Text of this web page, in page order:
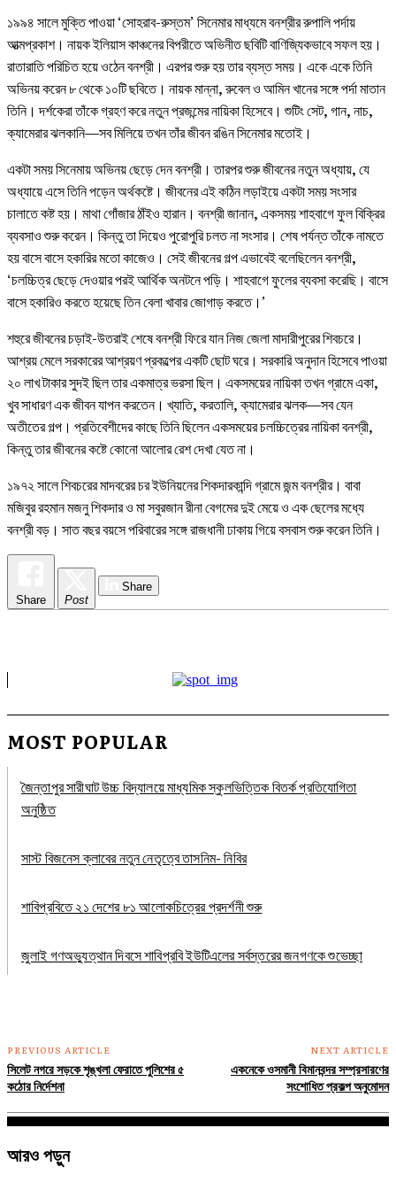
১৯৯৪ সালে মুক্তি পাওয়া ‘সোহরাব-রুস্তম’ সিনেমার মাধ্যমে বনশ্রীর রুপালি পর্দায়
আত্মপ্রকাশ। নায়ক ইলিয়াস কাঞ্চনের বিপরীতে অভিনীত ছবিটি বাণিজ্যিকভাবে সফল হয়।
রাতারাতি পরিচিত হয়ে ওঠেন বনশ্রী। এরপর শুরু হয় তার ব্যস্ত সময়। একে একে তিনি
অভিনয় করেন ৮ থেকে ১০টি ছবিতে। নায়ক মান্না, রুবেল ও আমিন খানের সঙ্গে পর্দা মাতান
তিনি। দর্শকেরা তাঁকে গ্রহণ করে নতুন প্রজন্মের নায়িকা হিসেবে। শুটিং সেট, গান, নাচ,
ক্যামেরার ঝলকানি—সব মিলিয়ে তখন তাঁর জীবন রঙিন সিনেমার মতোই।
একটা সময় সিনেমায় অভিনয় ছেড়ে দেন বনশ্রী। তারপর শুরু জীবনের নতুন অধ্যায়, যে
অধ্যায়ে এসে তিনি পড়েন অর্থকষ্টে। জীবনের এই কঠিন লড়াইয়ে একটা সময় সংসার
চালাতে কষ্ট হয়। মাথা গোঁজার ঠাঁইও হারান। বনশ্রী জানান, একসময় শাহবাগে ফুল বিক্রির
ব্যবসাও শুরু করেন। কিন্তু তা দিয়েও পুরোপুরি চলত না সংসার। শেষ পর্যন্ত তাঁকে নামতে
হয় বাসে বাসে হকারির মতো কাজেও। সেই জীবনের গল্প এভাবেই বলেছিলেন বনশ্রী,
‘চলচ্চিত্র ছেড়ে দেওয়ার পরই আর্থিক অনটনে পড়ি। শাহবাগে ফুলের ব্যবসা করেছি। বাসে
বাসে হকারিও করতে হয়েছে তিন বেলা খাবার জোগাড় করতে।’
শহুরে জীবনের চড়াই-উতরাই শেষে বনশ্রী ফিরে যান নিজ জেলা মাদারীপুরের শিবচরে।
আশ্রয় মেলে সরকারের আশ্রয়ণ প্রকল্পের একটি ছোট ঘরে। সরকারি অনুদান হিসেবে পাওয়া
২০ লাখ টাকার সুদই ছিল তার একমাত্র ভরসা ছিল। একসময়ের নায়িকা তখন গ্রামে একা,
খুব সাধারণ এক জীবন যাপন করতেন। খ্যাতি, করতালি, ক্যামেরার ঝলক—সব যেন
অতীতের গল্প। প্রতিবেশীদের কাছে তিনি ছিলেন একসময়ের চলচ্চিত্রের নায়িকা বনশ্রী,
কিন্তু তার জীবনের কষ্টে কোনো আলোর রেশ দেখা যেত না।
১৯৭২ সালে শিবচরের মাদবরের চর ইউনিয়নের শিকদারকান্দি গ্রামে জন্ম বনশ্রীর। বাবা
মজিবুর রহমান মজনু শিকদার ও মা সবুরজান রীনা বেগমের দুই মেয়ে ও এক ছেলের মধ্যে
বনশ্রী বড়। সাত বছর বয়সে পরিবারের সঙ্গে রাজধানী ঢাকায় গিয়ে বসবাস শুরু করেন তিনি।
Share Post
Share
MOST POPULAR
জৈন্তাপুর সারীঘাট উচ্চ বিদ্যালয়ে মাধ্যমিক স্কুলভিত্তিক বিতর্ক প্রতিযোগিতা
অনুষ্ঠিত
সাস্ট বিজনেস ক্লাবের নতুন নেতৃত্বে তাসনিম- নিবির
শাবিপ্রবিতে ২১ দেশের ৮১ আলোকচিত্রের প্রদর্শনী শুরু
জুলাই গণঅভ্যুত্থান দিবসে শাবিপ্রবি ইউটিএলের সর্বস্তরের জনগণকে শুভেচ্ছা
PREVIOUS ARTICLE
সিলেট নগরে সড়কে শৃঙ্খলা ফেরাতে পুলিশের ৫
কঠোর নির্দেশনা
NEXT ARTICLE
একনেকে ওসমানী বিমানবন্দর সম্প্রসারণের
সংশোধিত প্রকল্প অনুমোদন
আরও পড়ুন